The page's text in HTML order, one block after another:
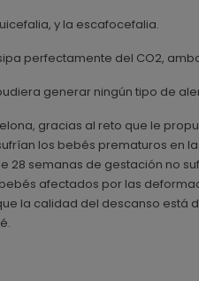
y la escafocefalia.
perfectamente del CO2,
generar ningún tipo de
gracias al reto que le
los bebés prematuros en las
28 semanas de gestación no
afectados por las
la calidad del descanso